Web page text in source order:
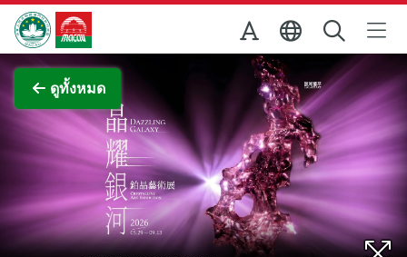
Skip to Main Content
สำนักงานการท่องเที่ยวของรัฐบาลมาเก๊า
ดูทั้งหมด
ภาพขยาย